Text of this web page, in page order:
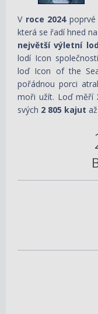
V roce 2024poprvé
která se řadí hned
největší výletní
lodí Icon
loď Icon of the
pořádnou porci
moři užít. Loď měří
svých 2 805 kajut až